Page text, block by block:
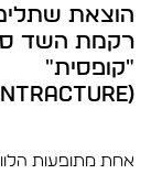
הוצאת
רקמת השד
"קופסית"
(Capsular contracture)
אחת מתופעות